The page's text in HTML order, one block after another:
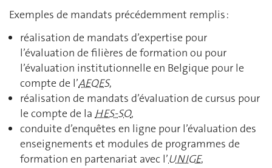
Exemples de mandats précédemment remplis :
réalisation de mandats d’expertise pour
l’évaluation de filières de formation ou pour
l’évaluation institutionnelle en Belgique pour le
compte de l’AEQES,
réalisation de mandats d’évaluation de cursus pour
le compte de la HES-SO,
conduite d’enquêtes en ligne pour l’évaluation des
enseignements et modules de programmes de
formation en partenariat avec l’UNIGE,